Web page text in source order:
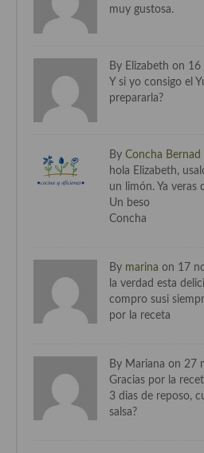
Cocina Azerí (Azerbaiyán)
Cocina de Tunez
Cocina Oriental
Cocina Japonesa
Cocina Vietnamita
Cocina HIndú
Cocina del Pacifico
Cocina filipina
muy gustosa.
By Elizabeth on
Y si yo consigo el
prepararla?
By Concha Bernad
hola Elizabeth,
un limón. Ya veras
Un beso
Concha
By marina on 17
la verdad esta
compro susi
por la receta
By Mariana on 27
Gracias por la
3 dias de reposo,
salsa?